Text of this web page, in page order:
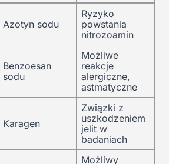
Azotyn sodu
Ryzyko
powstania
nitrozoamin
Benzoesan
sodu
Możliwe
reakcje
alergiczne,
astmatyczne
Karagen
Związki z
uszkodzeniem
jelit w
badaniach
Możliwy